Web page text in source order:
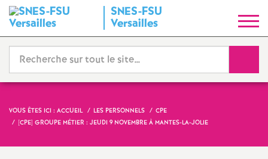
SNES-FSU
Versailles
y
n
d
i
VOUS ÊTES ICI : ACCUEIL LES PERSONNELS
CPE
[CPE] GROUPE MÉTIER : JEUDI 9 NOVEMBRE À MANTES-LA-JOLIE